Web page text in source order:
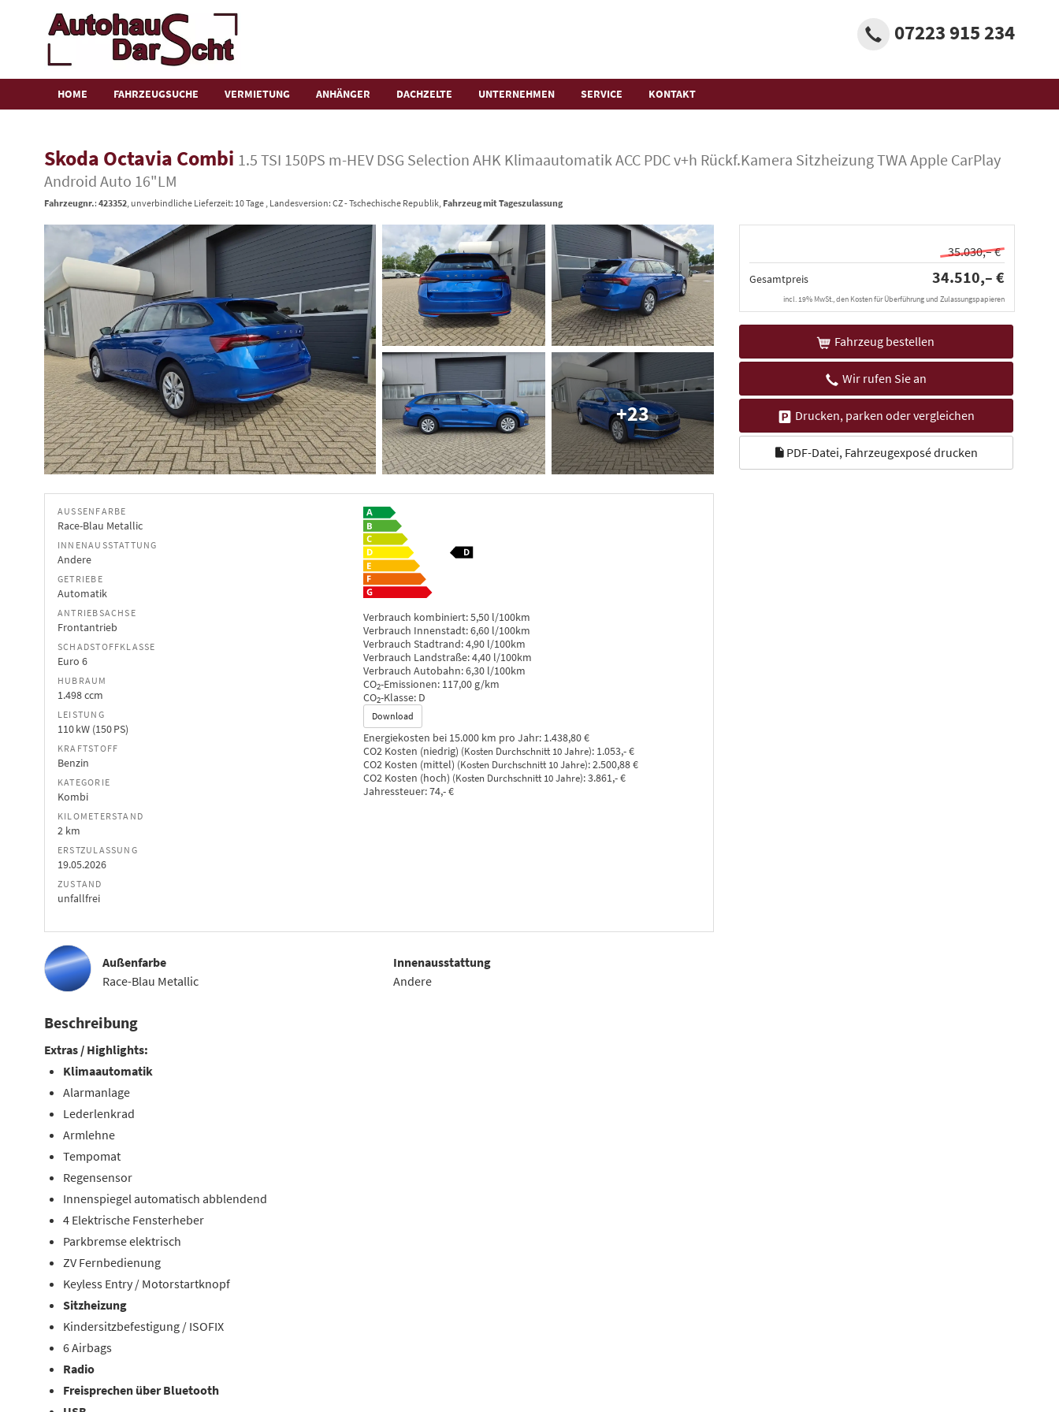
07223 915 234
HOME FAHRZEUGSUCHE VERMIETUNG ANHÄNGER DACHZELTE UNTERNEHMEN SERVICE KONTAKT
Skoda Octavia Combi 1.5 TSI 150PS m-HEV DSG Selection AHK Klimaautomatik ACC PDC v+h Rückf.Kamera Sitzheizung TWA Apple CarPlay
Android Auto 16"LM
Fahrzeugnr.: 423352 , unverbindliche Lieferzeit: 10 Tage , Landesversion: CZ - Tschechische Republik, Fahrzeug mit Tageszulassung
35.030,– €
Gesamtpreis 34.510,– €
incl. 19% MwSt., den Kosten für Überführung und Zulassungspapieren
Fahrzeug bestellen
Wir rufen Sie an
Drucken, parken oder vergleichen
PDF-Datei, Fahrzeugexposé drucken
+23
AUSSENFARBE
Race-Blau Metallic
INNENAUSSTATTUNG
Andere
GETRIEBE
Automatik
ANTRIEBSACHSE
Frontantrieb
SCHADSTOFFKLASSE
Euro 6
HUBRAUM
1.498 ccm
LEISTUNG
110 kW (150 PS)
KRAFTSTOFF
Benzin
KATEGORIE
Kombi
KILOMETERSTAND
2 km
ERSTZULASSUNG
19.05.2026
ZUSTAND
unfallfrei
Verbrauch kombiniert:5,50 l/100km
Verbrauch Innenstadt:6,60 l/100km
Verbrauch Stadtrand:4,90 l/100km
Verbrauch Landstraße:4,40 l/100km
Verbrauch Autobahn:6,30 l/100km
CO2-Emissionen: 117,00 g/km
CO2-Klasse: D
Download
Energiekosten bei 15.000 km pro Jahr: 1.438,80 €
CO2 Kosten (niedrig) (Kosten Durchschnitt 10 Jahre): 1.053,- €
CO2 Kosten (mittel) (Kosten Durchschnitt 10 Jahre):2.500,88 €
CO2 Kosten (hoch) (Kosten Durchschnitt 10 Jahre):3.861,- €
Jahressteuer:74,- €
Außenfarbe
Race-Blau Metallic
Innenausstattung
Andere
Beschreibung
Extras / Highlights:
Klimaautomatik
Alarmanlage
Lederlenkrad
Armlehne
Tempomat
Regensensor
Innenspiegel automatisch abblendend
4 Elektrische Fensterheber
Parkbremse elektrisch
ZV Fernbedienung
Keyless Entry / Motorstartknopf
Sitzheizung
Kindersitzbefestigung / ISOFIX
6 Airbags
Radio
Freisprechen über Bluetooth